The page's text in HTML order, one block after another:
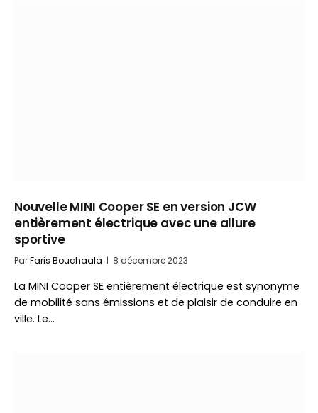
Nouvelle MINI Cooper SE en version JCW
entièrement électrique avec une allure
sportive
ParFaris Bouchaala 8 décembre 2023
La MINI Cooper SE entièrement électrique est synonyme
de mobilité sans émissions et de plaisir de conduire en
ville. Le…